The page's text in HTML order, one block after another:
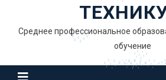
Среднее профессиональное
обучение